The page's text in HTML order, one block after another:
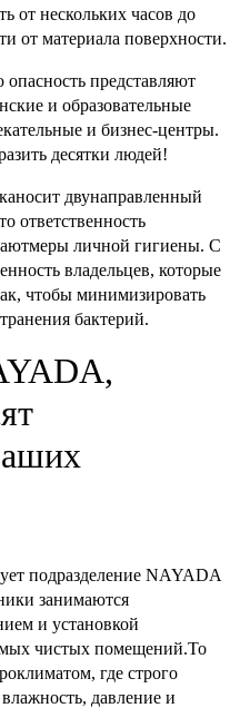
от нескольких часов до
от материала поверхности.
представляют
и образовательные
и бизнес-центры.
десятки людей!
двунаправленный
ответственность
личной гигиены. С
владельцев, которые
чтобы минимизировать
бактерий.
подразделение NAYADA
занимаются
и установкой
чистых помещений.То
где строго
давление и